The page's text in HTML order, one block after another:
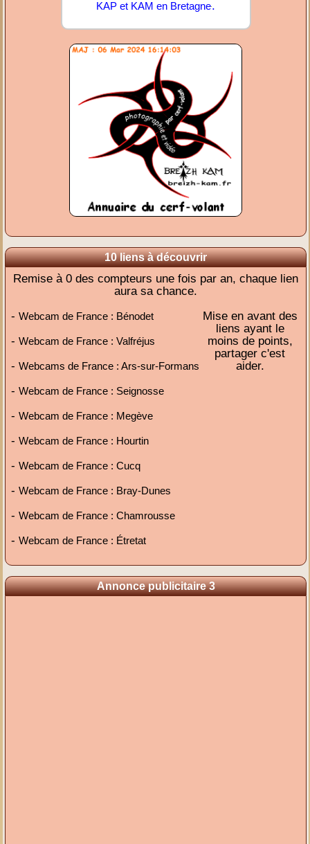
KAP et KAM en Bretagne.
10 liens à découvrir
Remise à 0 des compteurs une fois par an, chaque lien
aura sa chance.
-Webcam de France : Bénodet
-Webcam de France : Valfréjus
-Webcams de France : Ars-sur-Formans
-Webcam de France : Seignosse
-Webcam de France : Megève
-Webcam de France : Hourtin
-Webcam de France : Cucq
-Webcam de France : Bray-Dunes
-Webcam de France : Chamrousse
-Webcam de France : Étretat
Mise en avant des
liens ayant le
moins de points,
partager c'est
aider.
Annonce publicitaire 3